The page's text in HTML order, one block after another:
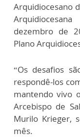
Arquidiocesano
dezembro de
Plano
“Os desafios
respondê-los
mantendo vivo
Arcebispo de
Murilo Krieger,
mês.